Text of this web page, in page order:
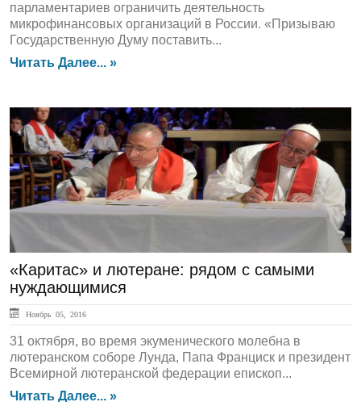
парламентариев ограничить деятельность
микрофинансовых организаций в России. «Призываю
Государственную Думу поставить...
Читать Далее... »
ЛЕНТА НОВОСТЕЙ
«Каритас» и лютеране: рядом с самыми
нуждающимися
Ноябрь 05, 2016
31 октября, во время экуменического молебна в
лютеранском соборе Лунда, Папа Франциск и президент
Всемирной лютеранской федерации епископ...
Читать Далее... »